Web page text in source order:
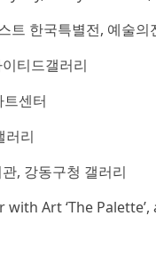
트 한국특별전, 예술
티드갤러리
센터
러리
, 강동구청 갤러리
Art ‘The Palette’,